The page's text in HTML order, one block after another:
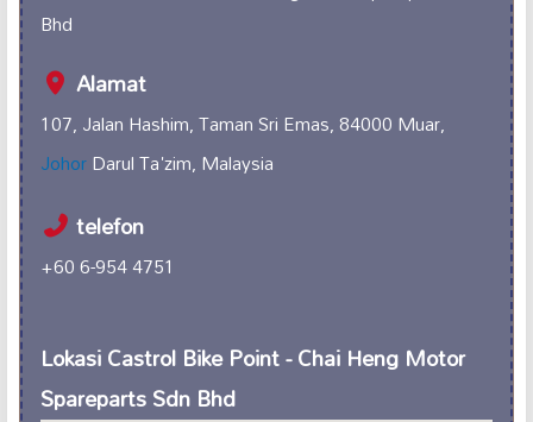
Alamat
107, Jalan Hashim, Taman Sri Emas, 84000 Muar,
JohorDarul Ta'zim, Malaysia
telefon
+60 6-954 4751
Lokasi Castrol Bike Point - Chai Heng Motor
Spareparts Sdn Bhd